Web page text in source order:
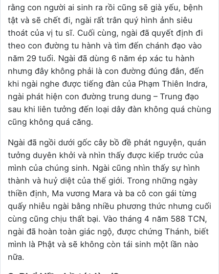
rằng con người ai sinh ra rồi cũng sẽ già yếu, bệnh
tật và sẽ chết đi, ngài rất trân quý hình ảnh siêu
thoát của vị tu sĩ. Cuối cùng, ngài đã quyết định đi
theo con đường tu hành và tìm đến chánh đạo vào
năm 29 tuổi. Ngài đã dùng 6 năm ép xác tu hành
nhưng đây không phải là con đường đúng đắn, đến
khi ngài nghe được tiếng đàn của Phạm Thiên Indra,
ngài phát hiện con đường trung dung – Trung đạo
sau khi liên tưởng đến loại dây đàn không quá chùng
cũng không quá căng.
Ngài đã ngồi dưới gốc cây bồ đề phát nguyện, quán
tưởng duyên khởi và nhìn thấy được kiếp trước của
mình của chúng sinh. Ngài cũng nhìn thấy sự hình
thành và huỷ diệt của thế giới. Trong những ngày
thiền định, Ma vương Mara và ba cô con gái từng
quấy nhiễu ngài bằng nhiều phương thức nhưng cuối
cùng cũng chịu thất bại. Vào tháng 4 năm 588 TCN,
ngài đã hoàn toàn giác ngộ, được chứng Thánh, biết
mình là Phật và sẽ không còn tái sinh một lần nào
nữa.